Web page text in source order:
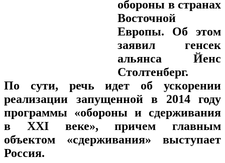
обороны в странах
Восточной
Европы. Об этом
заявил генсек
альянса Йенс
Столтенберг.
По сути, речь идет об ускорении
реализации запущенной в 2014 году
программы «обороны и сдерживания
в XXI веке», причем главным
объектом «сдерживания» выступает
Россия.